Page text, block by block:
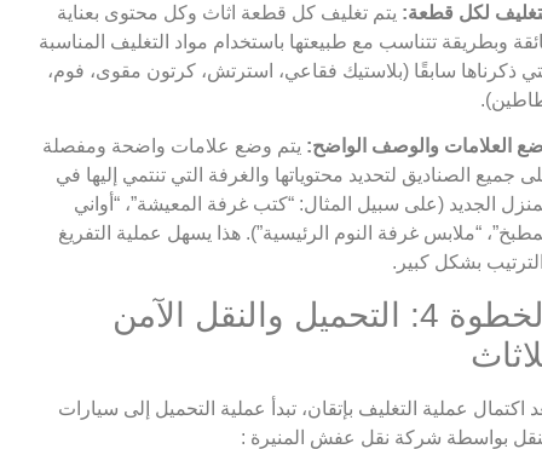
لكل قطعة: يتم تغليف كل قطعة اثاث وكل محتوى بعناية
وبطريقة تتناسب مع طبيعتها باستخدام مواد التغليف المناسبة
ذكرناها سابقًا (بلاستيك فقاعي، استرتش، كرتون مقوى، فوم،
العلامات والوصف الواضح: يتم وضع علامات واضحة ومفصلة
جميع الصناديق لتحديد محتوياتها والغرفة التي تنتمي إليها في
الجديد (على سبيل المثال: “كتب غرفة المعيشة”، “أواني
“ملابس غرفة النوم الرئيسية”). هذا يسهل عملية التفريغ
بشكل كبير.
الخطوة 4: التحميل والنقل الآمن
اكتمال عملية التغليف بإتقان، تبدأ عملية التحميل إلى سيارات
بواسطة شركة نقل عفش المنيرة :